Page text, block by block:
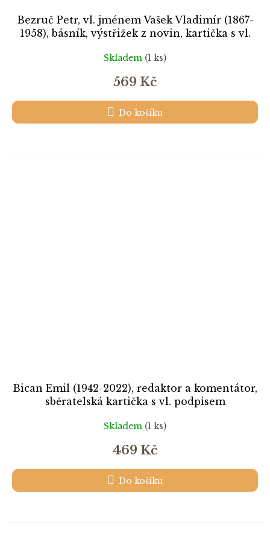
Bezruč Petr, vl. jménem Vašek Vladimír (1867-
1958), básník, výstřižek z novin, kartička s vl.
Skladem (1 ks)
569 Kč
Do košíku
Bican Emil (1942-2022), redaktor a komentátor,
sběratelská kartička s vl. podpisem
Skladem (1 ks)
469 Kč
Do košíku